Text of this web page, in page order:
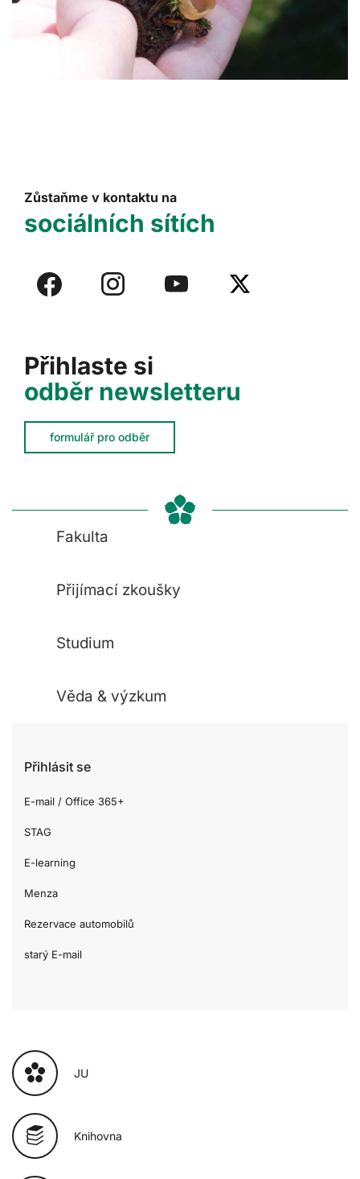
Přihlaste si
odběr newsletteru
formulář pro odběr
Zůstaňme v kontaktu na
sociálních sítích
Fakulta
Přijímací zkoušky
Studium
Věda & výzkum
Přihlásit se
E-mail / Office 365+
STAG
E-learning
Menza
Rezervace automobilů
starý E-mail
JU
Knihovna